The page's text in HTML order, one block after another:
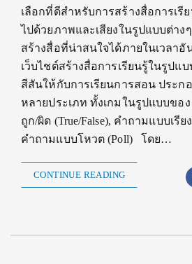
เลือกที่ดีสำหรับการสร้างสื่อการเ
ไปด้วยภาพและเสียงในรูปแบบต่าง
สร้างสื่อที่น่าสนใจได้ภายในเวลาอัน
เว็บไชต์สร้างสื่อการเรียนรู้ในรูปแ
สีสันให้กับการเรียนการสอน ประก
หลายประเภท ทั้งเกมในรูปแบบขอ
ถูก/ผิด (True/False), คำถามแบบเรีย
คำถามแบบโหวต (Poll) โดย…
CONTINUE READING